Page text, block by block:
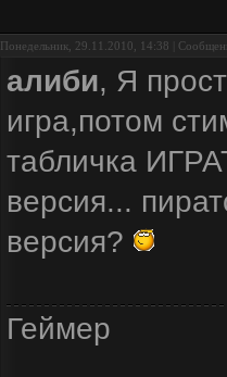
Понедельник, 29.11.2010, 14:38 |
алиби, Я
игра,потом
табличка
версия...
версия?
Геймер